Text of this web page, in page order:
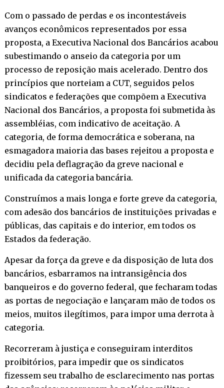
Com o passado de perdas e os incontestáveis
avanços econômicos representados por essa
proposta, a Executiva Nacional dos Bancários acabou
subestimando o anseio da categoria por um
processo de reposição mais acelerado. Dentro dos
princípios que norteiam a CUT, seguidos pelos
sindicatos e federações que compõem a Executiva
Nacional dos Bancários, a proposta foi submetida às
assembléias, com indicativo de aceitação. A
categoria, de forma democrática e soberana, na
esmagadora maioria das bases rejeitou a proposta e
decidiu pela deflagração da greve nacional e
unificada da categoria bancária.
Construímos a mais longa e forte greve da categoria,
com adesão dos bancários de instituições privadas e
públicas, das capitais e do interior, em todos os
Estados da federação.
Apesar da força da greve e da disposição de luta dos
bancários, esbarramos na intransigência dos
banqueiros e do governo federal, que fecharam todas
as portas de negociação e lançaram mão de todos os
meios, muitos ilegítimos, para impor uma derrota à
categoria.
Recorreram à justiça e conseguiram interditos
proibitórios, para impedir que os sindicatos
fizessem seu trabalho de esclarecimento nas portas